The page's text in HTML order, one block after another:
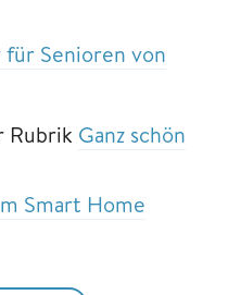
Senioren von
Rubrik Ganz schön
Smart Home